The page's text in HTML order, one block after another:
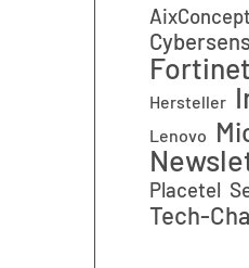
AixConcept
Fortinet
Hersteller
Lenovo
Placetel
Tech-